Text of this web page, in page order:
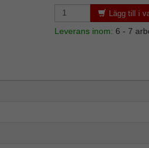
Lägg till i
Leverans inom: 6 - 7